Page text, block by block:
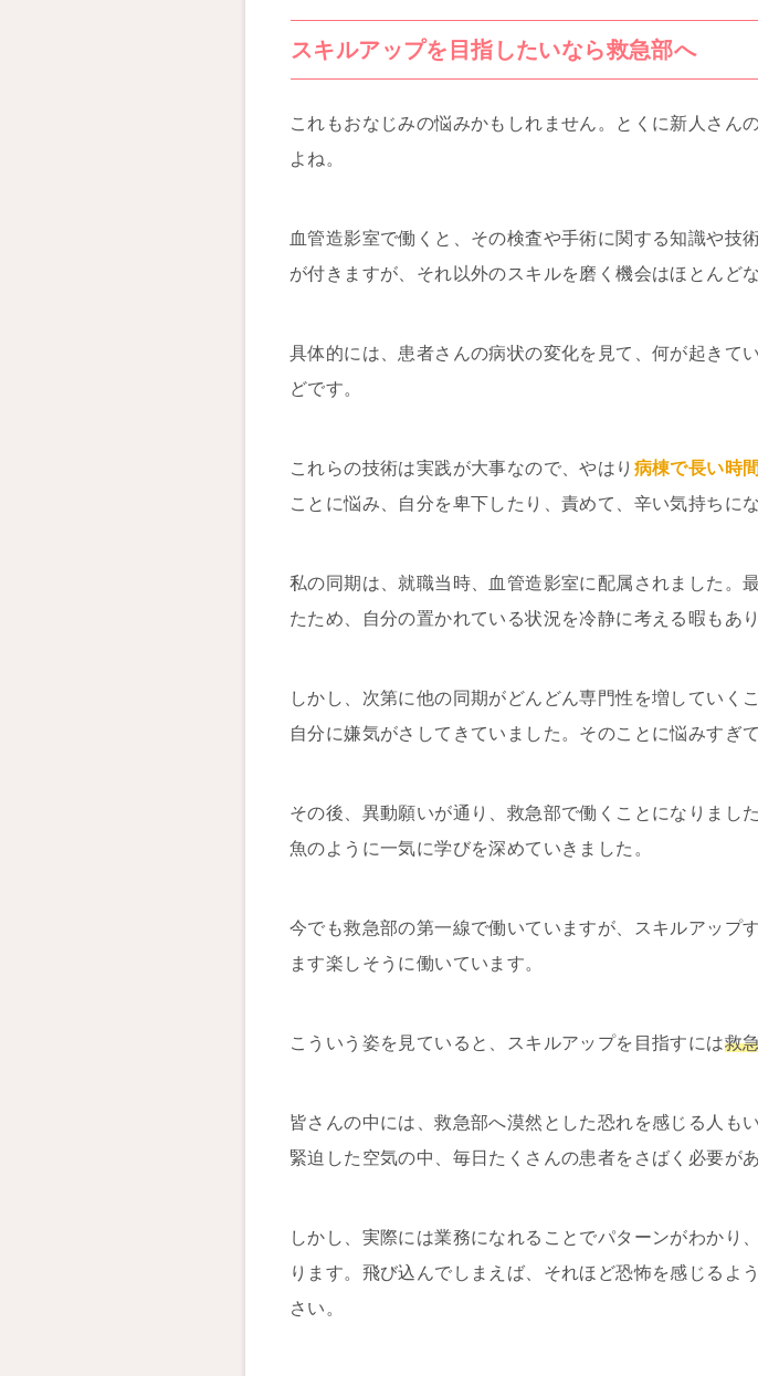
スキルアップを目指したいなら救急部へ
これもおなじみの悩みかもしれません。とくに新人さん
よね。
血管造影室で働くと、その検査や手術に関する知識や技
が付きますが、それ以外のスキルを磨く機会はほとんど
具体的には、患者さんの病状の変化を見て、何が起きて
どです。
これらの技術は実践が大事なので、やはり 病棟で長い時
ことに悩み、自分を卑下したり、責めて、辛い気持ちに
私の同期は、就職当時、血管造影室に配属されました。
たため、自分の置かれている状況を冷静に考える暇もあ
しかし、次第に他の同期がどんどん専門性を増していく
自分に嫌気がさしてきていました。そのことに悩みすぎ
その後、異動願いが通り、救急部で働くことになりまし
魚のように一気に学びを深めていきました。
今でも救急部の第一線で働いていますが、スキルアップ
ます楽しそうに働いています。
こういう姿を見ていると、スキルアップを目指すには救
皆さんの中には、救急部へ漠然とした恐れを感じる人も
緊迫した空気の中、毎日たくさんの患者をさばく必要が
しかし、実際には業務になれることでパターンがわかり
ります。飛び込んでしまえば、それほど恐怖を感じる
さい。